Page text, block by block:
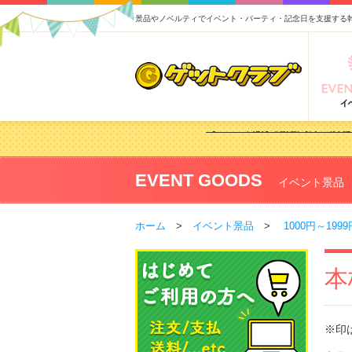
景品やノベルティでイベント・パーティ・記念日を支援する
2026/02/03【2026年版】ゴルフコンペ
2026/07/15【2026年版】ビンゴゲーム
2026/04/03【2026年版】ゴルフコンペ
2026/02/16【2026年版】結婚式の二次
EVENT GOODS イベント景品
ホーム > イベント景品 > 1000円～1999
※印